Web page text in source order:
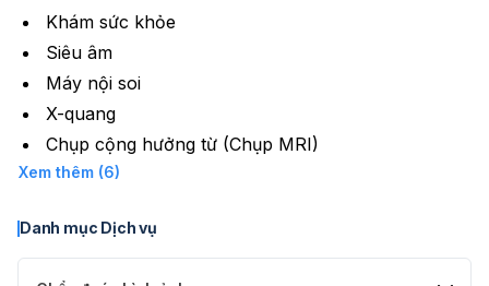
Khám sức khỏe
Siêu âm
Máy nội soi
X-quang
Chụp cộng hưởng từ (Chụp MRI)
Xem thêm (6)
Danh mục Dịch vụ